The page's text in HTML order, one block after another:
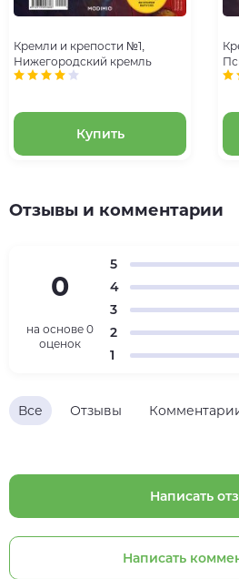
Кремли и крепости №1,
Нижегородский кремль
Купить
Отзывы и комментарии
Все Отзывы
Написать
Написать
0
на основе 0
оценок
5
4
3
2
1